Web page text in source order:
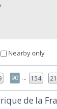
Nearby only
90 ... 154
de la